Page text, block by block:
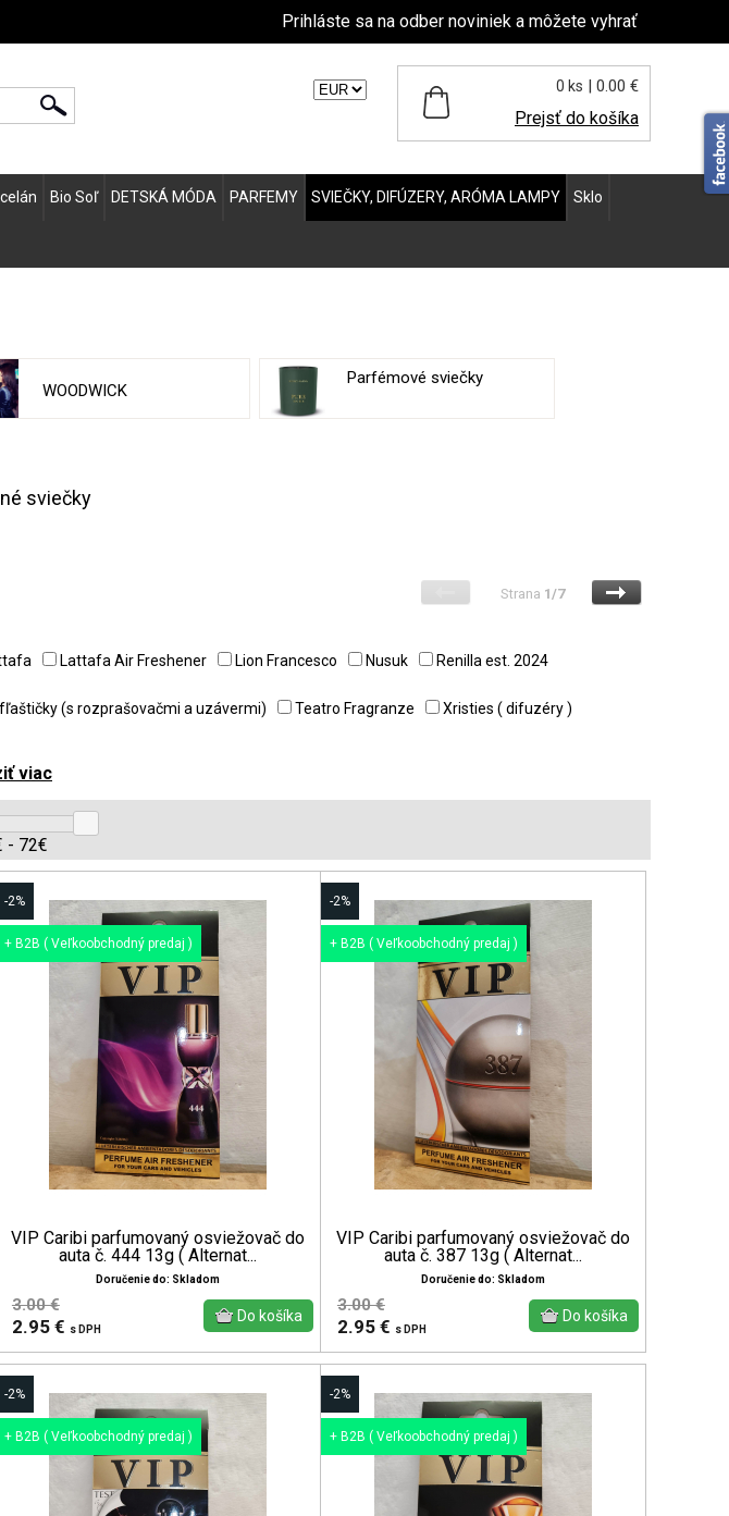
Prihláste sa na odber noviniek a môžete vyhrať
0 ks | 0.00 €
Prejsť do košíka
Bio Soľ DETSKÁ MÓDA PARFEMY SVIEČKY, DIFÚZERY, ARÓMA LAMPY Sklo
WOODWICK
Parfémové sviečky
sviečky
Strana 1/7
Lattafa Air Freshener Lion Francesco Nusuk
Renilla est. 2024
(s rozprašovačmi a uzávermi)
Teatro Fragranze
Xristies ( difuzéry )
viac
- 72€
-2%
+ B2B ( Veľkoobchodný predaj )
VIP Caribi parfumovaný osviežovač do
auta č. 444 13g ( Alternat...
Doručenie do: Skladom
3.00 €
2.95 € s DPH
-2%
+ B2B ( Veľkoobchodný predaj )
VIP Caribi parfumovaný osviežovač do
auta č. 387 13g ( Alternat...
Doručenie do: Skladom
3.00 €
2.95 € s DPH
-2%
+ B2B ( Veľkoobchodný predaj )
-2%
+ B2B ( Veľkoobchodný predaj )